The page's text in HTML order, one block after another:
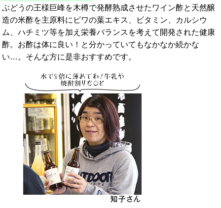
ぶどうの王様巨峰を木樽で発酵熟成させたワイン酢と天然醸
造の米酢を主原料にビワの葉エキス、ビタミン、カルシウ
ム、ハチミツ等を加え栄養バランスを考えて開発された健康
酢。お酢は体に良い！と分かっていてもなかなか続かな
い…。そんな方に是非おすすめです。